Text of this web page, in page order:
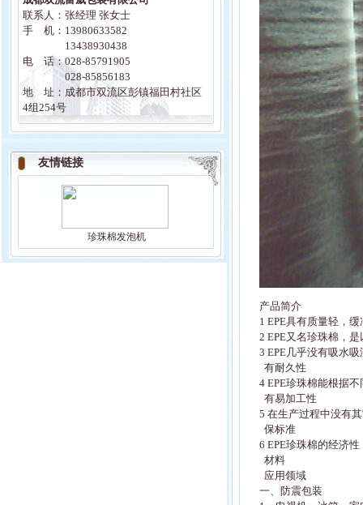
联系人：张经理 张女士
手 机：13980633582
13438930438
电 话：028-85791905
028-85856183
地 址：成都市双流区彭镇福田村社区
4组254号
友情链接
珍珠棉发泡机
产品简介
1 EPE具有质量轻，
2 EPE又名珍珠棉，
3 EPE几乎没有吸水
有耐久性
4 EPE珍珠棉能根据
有易加工性
5 在生产过程中没有
保标准
6 EPE珍珠棉的经济
材料
应用领域
一、防震包装